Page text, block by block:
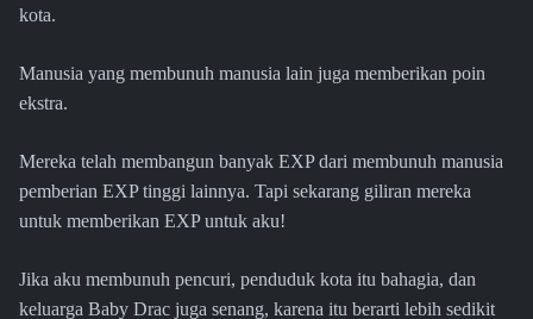
kota.
Manusia yang membunuh manusia lain juga memberikan poin
ekstra.
Mereka telah membangun banyak EXP dari membunuh manusia
pemberian EXP tinggi lainnya. Tapi sekarang giliran mereka
untuk memberikan EXP untuk aku!
Jika aku membunuh pencuri, penduduk kota itu bahagia, dan
keluarga Baby Drac juga senang, karena itu berarti lebih sedikit